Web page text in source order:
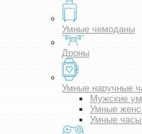
Умные чемоданы
Дроны
Умные наручные
Мужские
Умные
Умные